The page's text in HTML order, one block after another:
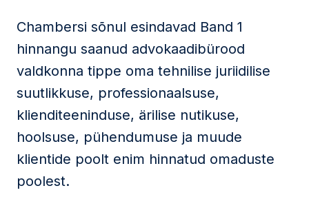
Chambersi sõnul esindavad Band 1
hinnangu saanud advokaadibürood
valdkonna tippe oma tehnilise juriidilise
suutlikkuse, professionaalsuse,
klienditeeninduse, ärilise nutikuse,
hoolsuse, pühendumuse ja muude
klientide poolt enim hinnatud omaduste
poolest.